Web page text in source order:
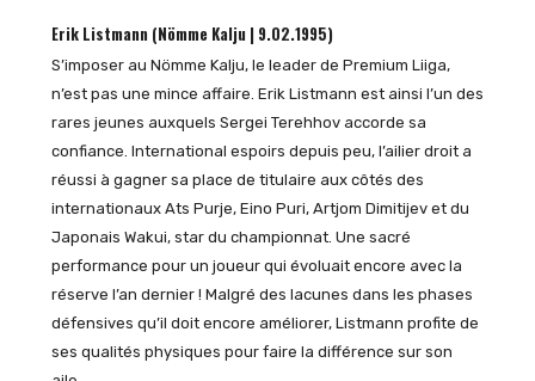
Erik Listmann (Nömme Kalju | 9.02.1995)
S’imposer au Nömme Kalju, le leader de Premium Liiga,
n’est pas une mince affaire. Erik Listmann est ainsi l’un des
rares jeunes auxquels Sergei Terehhov accorde sa
confiance. International espoirs depuis peu, l’ailier droit a
réussi à gagner sa place de titulaire aux côtés des
internationaux Ats Purje, Eino Puri, Artjom Dimitijev et du
Japonais Wakui, star du championnat. Une sacré
performance pour un joueur qui évoluait encore avec la
réserve l’an dernier ! Malgré des lacunes dans les phases
défensives qu’il doit encore améliorer, Listmann profite de
ses qualités physiques pour faire la différence sur son